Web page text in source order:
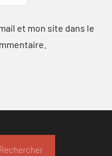
et mon site dans le
Rechercher